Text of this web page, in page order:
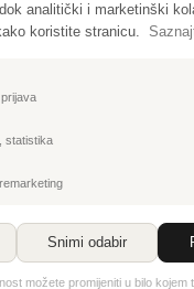
analitički i marketinški
koristite stranicu.
statistika
Snimi odabir
možete promijeniti u bilo kojem
Centar & 3D laser